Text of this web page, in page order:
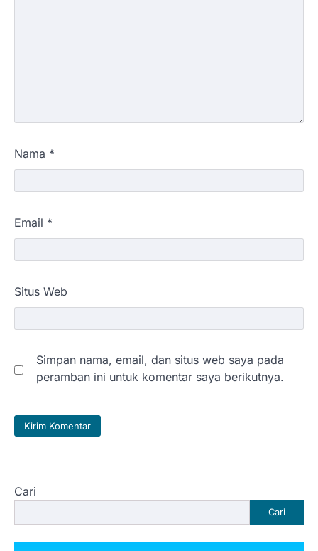
Nama *
Email *
Situs Web
Simpan nama, email, dan situs web saya pada
peramban ini untuk komentar saya berikutnya.
Cari
Cari